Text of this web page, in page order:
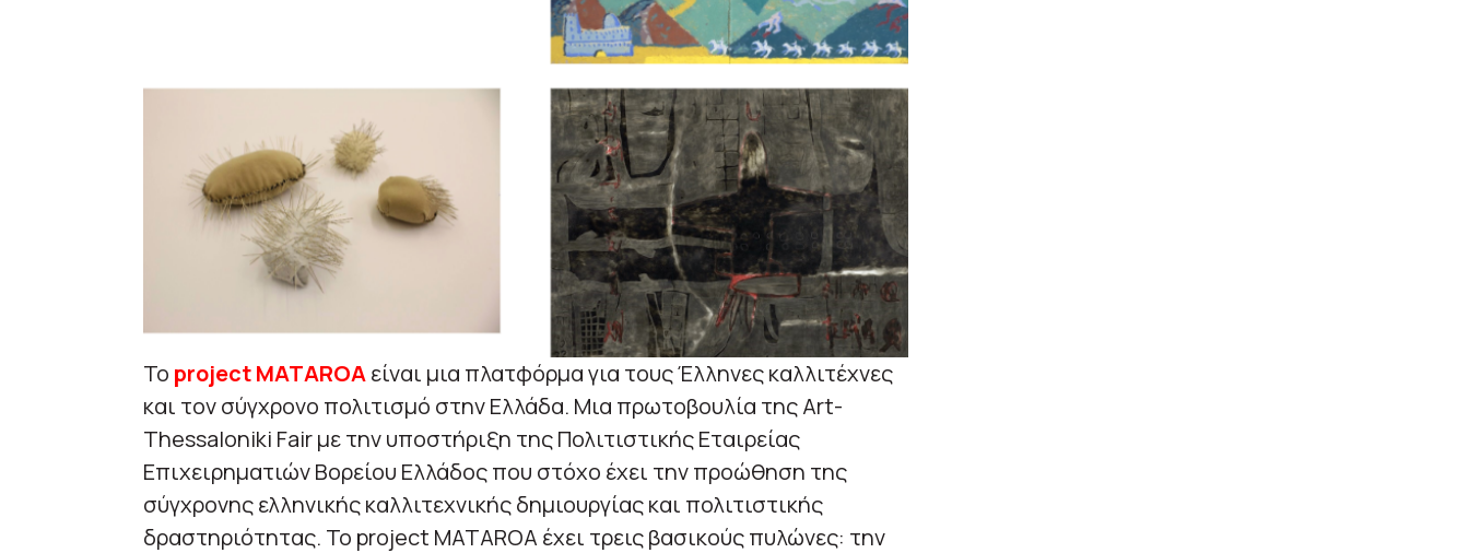
Το project MATAROAείναι μια πλατφόρμα για τους Έλληνες καλλιτέχνες
και τον σύγχρονο πολιτισμό στην Ελλάδα. Μια πρωτοβουλία της Art-
Thessaloniki Fair με την υποστήριξη της Πολιτιστικής Εταιρείας
Επιχειρηματιών Βορείου Ελλάδος που στόχο έχει την προώθηση της
σύγχρονης ελληνικής καλλιτεχνικής δημιουργίας και πολιτιστικής
δραστηριότητας. Το project MATAROA έχει τρεις βασικούς πυλώνες: την